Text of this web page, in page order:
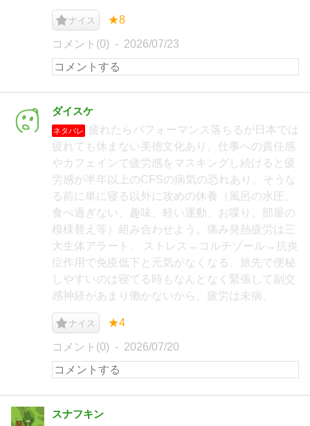
ナイス ★8
コメント(0) 2026/07/23
ダイスケ
ネタバレ
疲れたらパフォーマンス落ちるが日本では
疲れても休まない美徳文化あり。仕事への責任感
やカフェインで疲労感をマスキングし続けると疲
労感が半年以上のCFSの病気の恐れあり。そうな
る前に単に寝る以外に攻めの休養（風呂の水圧、
食べ過ぎない、趣味、軽い運動、お喋り、部屋の
模様替え等）組み合わせよう。痛み発熱疲労は三
大生体アラート、 ストレス→コルチゾール→抗炎
症作用で免疫低下と元気がなくなる、旅先で便秘
しやすいのは寝てる時もなんとなく緊張して副交
感神経があまり働かないから、疲労は未病、
ナイス ★4
コメント(0) 2026/07/20
スナフキン